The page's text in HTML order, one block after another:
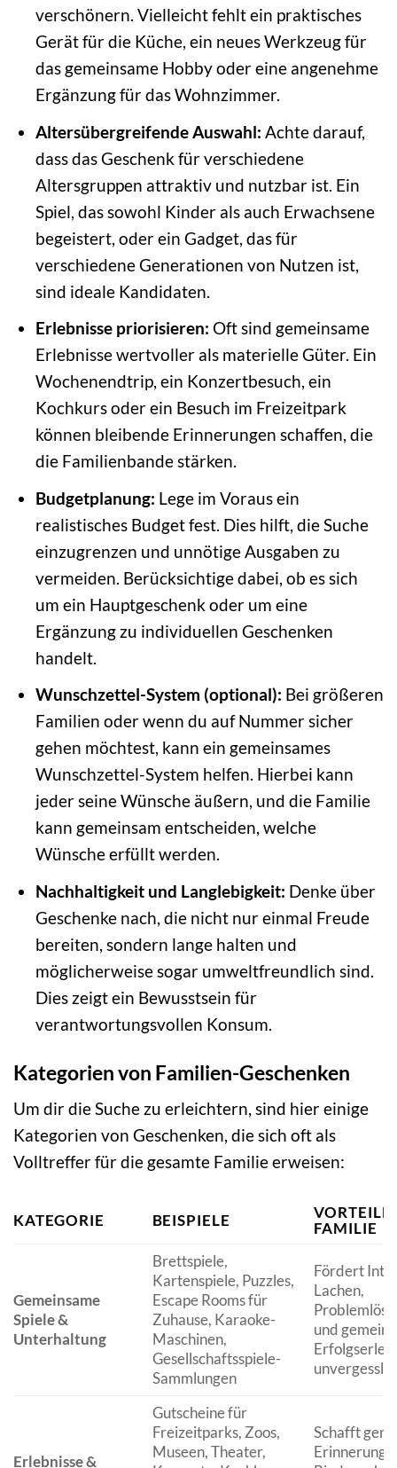
verschönern. Vielleicht fehlt ein praktisches
Gerät für die Küche, ein neues Werkzeug für
das gemeinsame Hobby oder eine angenehme
Ergänzung für das Wohnzimmer.
Altersübergreifende Auswahl: Achte darauf,
dass das Geschenk für verschiedene
Altersgruppen attraktiv und nutzbar ist. Ein
Spiel, das sowohl Kinder als auch Erwachsene
begeistert, oder ein Gadget, das für
verschiedene Generationen von Nutzen ist,
sind ideale Kandidaten.
Erlebnisse priorisieren: Oft sind gemeinsame
Erlebnisse wertvoller als materielle Güter. Ein
Wochenendtrip, ein Konzertbesuch, ein
Kochkurs oder ein Besuch im Freizeitpark
können bleibende Erinnerungen schaffen, die
die Familienbande stärken.
Budgetplanung: Lege im Voraus ein
realistisches Budget fest. Dies hilft, die Suche
einzugrenzen und unnötige Ausgaben zu
vermeiden. Berücksichtige dabei, ob es sich
um ein Hauptgeschenk oder um eine
Ergänzung zu individuellen Geschenken
handelt.
Wunschzettel-System (optional): Bei größeren
Familien oder wenn du auf Nummer sicher
gehen möchtest, kann ein gemeinsames
Wunschzettel-System helfen. Hierbei kann
jeder seine Wünsche äußern, und die Familie
kann gemeinsam entscheiden, welche
Wünsche erfüllt werden.
Nachhaltigkeit und Langlebigkeit: Denke über
Geschenke nach, die nicht nur einmal Freude
bereiten, sondern lange halten und
möglicherweise sogar umweltfreundlich sind.
Dies zeigt ein Bewusstsein für
verantwortungsvollen Konsum.
Kategorien von Familien-Geschenken
Um dir die Suche zu erleichtern, sind hier einige
Kategorien von Geschenken, die sich oft als
Volltreffer für die gesamte Familie erweisen:
KATEGORIE BEISPIELE
VORTEILE
FAMILIE
Gemeinsame
Spiele &
Unterhaltung
Brettspiele,
Kartenspiele, Puzzles,
Escape Rooms für
Zuhause, Karaoke-
Maschinen,
Gesellschaftsspiele-
Sammlungen
Fördert
Lachen,
und
Erlebnisse &
Gutscheine für
Freizeitparks, Zoos,
Museen, Theater,
Schafft